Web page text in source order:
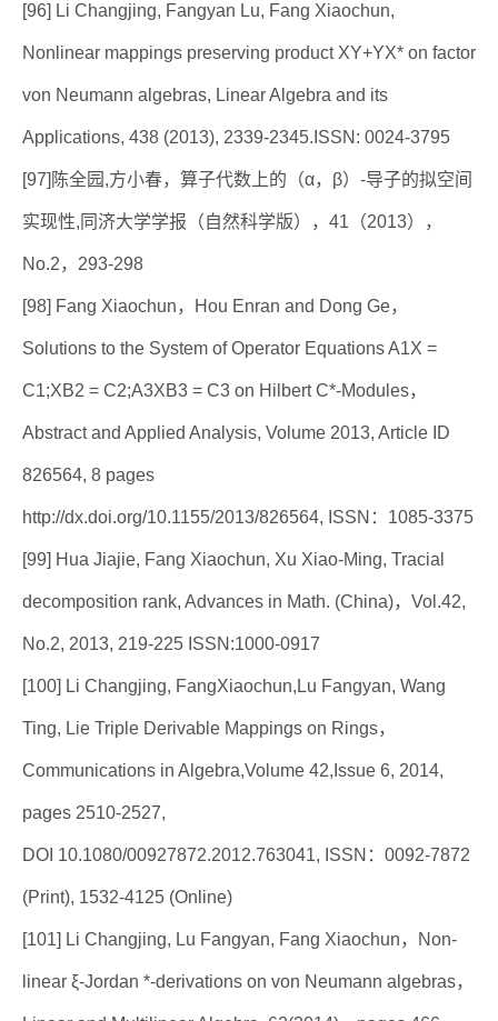
[96] Li Changjing, Fangyan Lu, Fang Xiaochun,
Nonlinear mappings preserving product XY+YX* on factor
von Neumann algebras, Linear Algebra and its
Applications, 438 (2013), 2339-2345.ISSN: 0024-3795
[97]陈全园,方小春，算子代数上的（α，β）-导子的拟空间
实现性,同济大学学报（自然科学版），41（2013），
No.2，293-298
[98] Fang Xiaochun，Hou Enran and Dong Ge，
Solutions to the System of Operator Equations A1X =
C1;XB2 = C2;A3XB3 = C3 on Hilbert C*-Modules，
Abstract and Applied Analysis, Volume 2013, Article ID
826564, 8 pages
http://dx.doi.org/10.1155/2013/826564, ISSN：1085-3375
[99] Hua Jiajie, Fang Xiaochun, Xu Xiao-Ming, Tracial
decomposition rank, Advances in Math. (China)，Vol.42,
No.2, 2013, 219-225 ISSN:1000-0917
[100] Li Changjing, FangXiaochun,Lu Fangyan, Wang
Ting, Lie Triple Derivable Mappings on Rings，
Communications in Algebra,Volume 42,Issue 6, 2014,
pages 2510-2527,
DOI 10.1080/00927872.2012.763041, ISSN：0092-7872
(Print), 1532-4125 (Online)
[101] Li Changjing, Lu Fangyan, Fang Xiaochun，Non-
linear ξ-Jordan *-derivations on von Neumann algebras，